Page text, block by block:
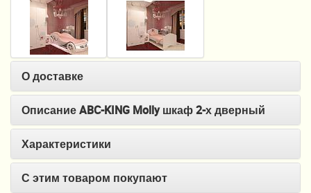
Манежи
Безопасность ребенка
Ходунки и прыгунки
Игры и развитие
Принадлежности для выписки
Сумки для мам и детей
Кенгуру и слинги
О доставке
Описание ABC-KING Molly шкаф 2-х дверный
Характеристики
С этим товаром покупают